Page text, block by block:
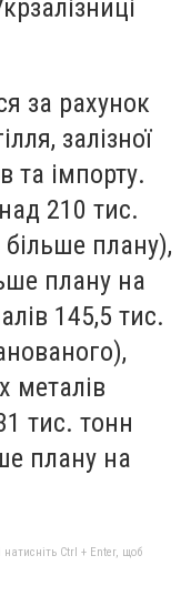
за рахунок
залізної
та імпорту.
210 тис.
плану),
плану на
145,5 тис.
металів
тис. тонн
плану на
Ctrl + Enter, щоб